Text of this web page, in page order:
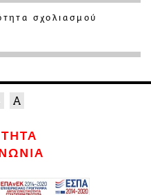
σχολιασμού